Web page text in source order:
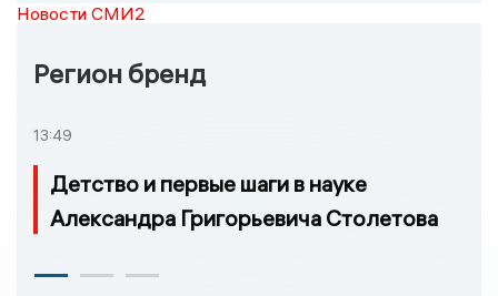
Новости СМИ2
Регион бренд
13:49
Детство и первые шаги в науке
Александра Григорьевича Столетова